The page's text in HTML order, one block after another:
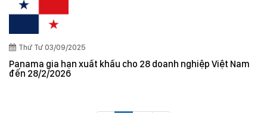
Thứ Tư 03/09/2025
Panama gia hạn xuất khẩu cho 28 doanh nghiệp Việt Nam
đến 28/2/2026